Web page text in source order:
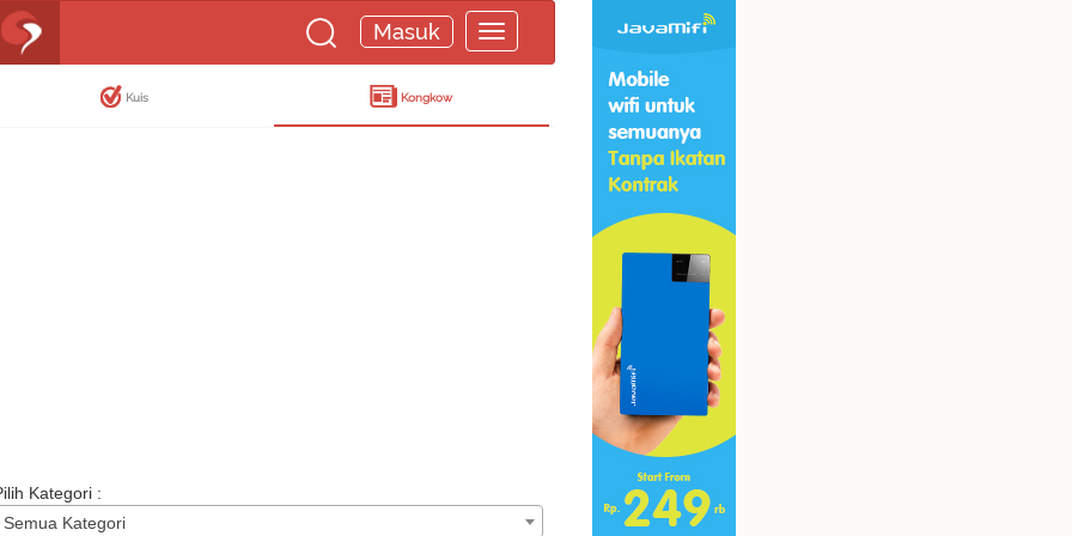
Masuk
Kuis Kongkow
Kategori :
Semua Kategori